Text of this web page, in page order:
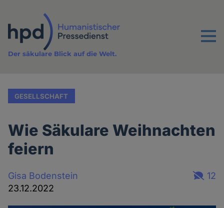
Inhalt
Menu
Der säkulare Blick auf die Welt.
GESELLSCHAFT
Wie Säkulare Weihnachten
feiern
Gisa Bodenstein
23.12.2022
12